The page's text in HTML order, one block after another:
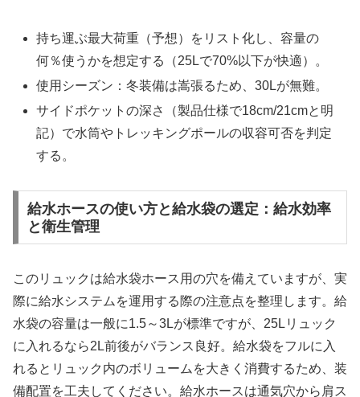
持ち運ぶ最大荷重（予想）をリスト化し、容量の
何％使うかを想定する（25Lで70%以下が快適）。
使用シーズン：冬装備は嵩張るため、30Lが無難。
サイドポケットの深さ（製品仕様で18cm/21cmと明
記）で水筒やトレッキングポールの収容可否を判定
する。
給水ホースの使い方と給水袋の選定：給水効率
と衛生管理
このリュックは給水袋ホース用の穴を備えていますが、実
際に給水システムを運用する際の注意点を整理します。給
水袋の容量は一般に1.5～3Lが標準ですが、25Lリュック
に入れるなら2L前後がバランス良好。給水袋をフルに入
れるとリュック内のボリュームを大きく消費するため、装
備配置を工夫してください。給水ホースは通気穴から肩ス